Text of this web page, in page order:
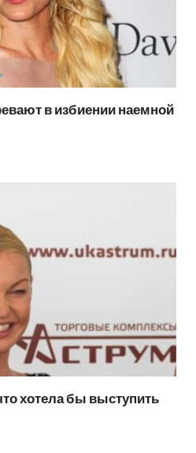
в избиении наемной
хотела бы выступить